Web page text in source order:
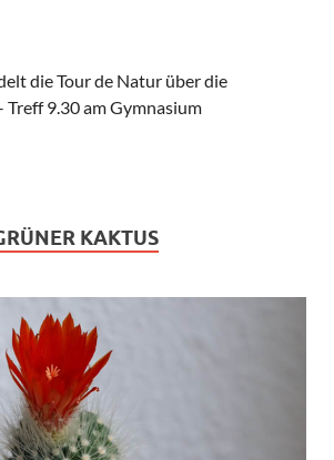
die Tour de Natur über die
9.30 am Gymnasium
KAKTUS